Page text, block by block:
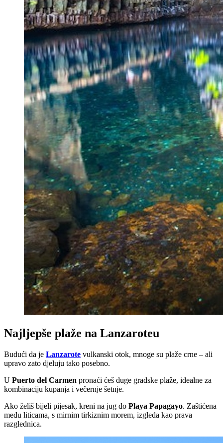
Najljepše plaže na Lanzaroteu
Budući da je Lanzarote vulkanski otok, mnoge su plaže crne – ali
upravo zato djeluju tako posebno.
U Puerto del Carmen pronaći ćeš duge gradske plaže, idealne za
kombinaciju kupanja i večernje šetnje.
Ako želiš bijeli pijesak, kreni na jug do Playa Papagayo. Zaštićena
među liticama, s mirnim tirkiznim morem, izgleda kao prava
razglednica.